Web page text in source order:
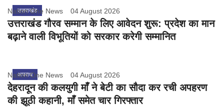
उत्तराखंड
Nation One News 04 August 2026
उत्तराखंड गौरव सम्मान के लिए आवेदन शुरू: प्रदेश का मान
बढ़ाने वाली विभूतियों को सरकार करेगी सम्मानित
अपराध
Nation One News 04 August 2026
देहरादून की कलयुगी माँ ने बेटी का सौदा कर रची अपहरण
की झूठी कहानी, माँ समेत चार गिरफ्तार